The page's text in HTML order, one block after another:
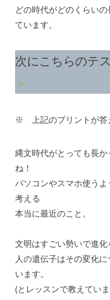
どの時代がどのくらい
ています。
次にこちらのテ
＞
※ 上記のプリントが答
縄文時代がとっても長
ね！
パソコンやスマホ使う
考える
本当に最近のこと。
文明はすごい勢いで進化
人の遺伝子はその変化
います。
(とレッスンで教えていま